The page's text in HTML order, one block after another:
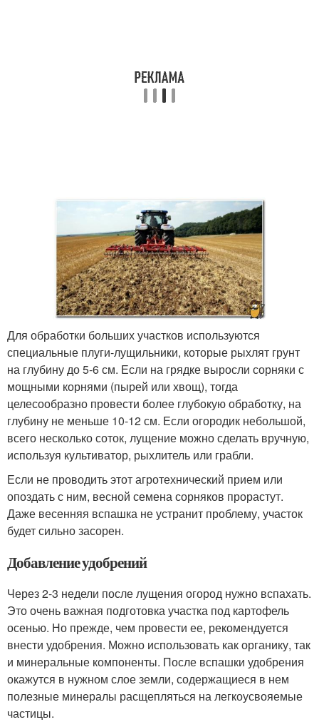
Для обработки больших участков используются
специальные плуги-лущильники, которые рыхлят грунт
на глубину до 5-6 см. Если на грядке выросли сорняки с
мощными корнями (пырей или хвощ), тогда
целесообразно провести более глубокую обработку, на
глубину не меньше 10-12 см. Если огородик небольшой,
всего несколько соток, лущение можно сделать вручную,
используя культиватор, рыхлитель или грабли.
Если не проводить этот агротехнический прием или
опоздать с ним, весной семена сорняков прорастут.
Даже весенняя вспашка не устранит проблему, участок
будет сильно засорен.
Добавление удобрений
Через 2-3 недели после лущения огород нужно вспахать.
Это очень важная подготовка участка под картофель
осенью. Но прежде, чем провести ее, рекомендуется
внести удобрения. Можно использовать как органику, так
и минеральные компоненты. После вспашки удобрения
окажутся в нужном слое земли, содержащиеся в нем
полезные минералы расщепляться на легкоусвояемые
частицы.